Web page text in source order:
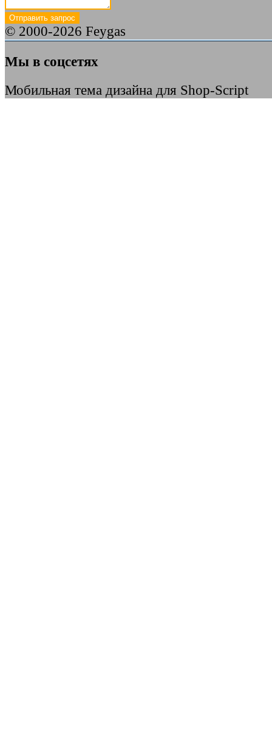
© 2000-2026 Feygas
Мы в соцсетях
Мобильная тема дизайна для Shop-Script